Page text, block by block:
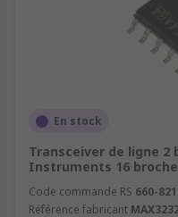
En stock
Transceiver de ligne
Instruments 16
Code commande RS 660-
Référence fabricant